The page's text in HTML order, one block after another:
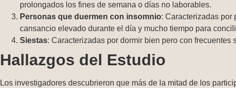
prolongados los fines de semana o días no laborables.
Personas que duermen con insomnio: Caracterizadas por
cansancio elevado durante el día y mucho tiempo para
Siestas: Caracterizadas por dormir bien pero con frecuentes
Hallazgos del Estudio
Los investigadores descubrieron que más de la mitad de los